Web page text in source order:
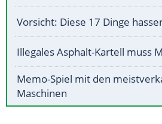
Vorsicht: Diese 17 Dinge
Illegales Asphalt-Kartell muss
Memo-Spiel mit den
Maschinen